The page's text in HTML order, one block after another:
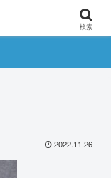
2022.11.26
検索